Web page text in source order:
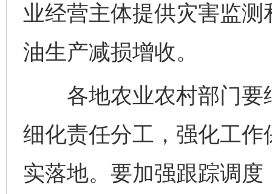
业经营主体提供灾害监
油生产减损增收。
各地农业农村部门要
细化责任分工，强化工
实落地。要加强跟踪调